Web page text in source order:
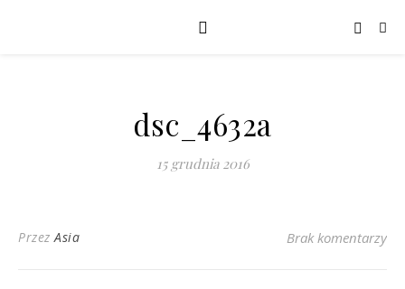
dsc_4632a
15 grudnia 2016
PrzezAsia Brak komentarzy